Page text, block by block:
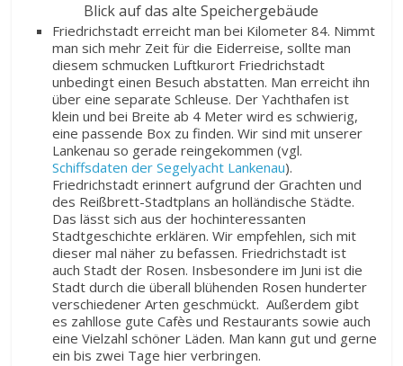
Blick auf das alte Speichergebäude
Friedrichstadt erreicht man bei Kilometer 84. Nimmt
man sich mehr Zeit für die Eiderreise, sollte man
diesem schmucken Luftkurort Friedrichstadt
unbedingt einen Besuch abstatten. Man erreicht ihn
über eine separate Schleuse. Der Yachthafen ist
klein und bei Breite ab 4 Meter wird es schwierig,
eine passende Box zu finden. Wir sind mit unserer
Lankenau so gerade reingekommen (vgl.
Schiffsdaten der Segelyacht Lankenau).
Friedrichstadt erinnert aufgrund der Grachten und
des Reißbrett-Stadtplans an holländische Städte.
Das lässt sich aus der hochinteressanten
Stadtgeschichte erklären. Wir empfehlen, sich mit
dieser mal näher zu befassen. Friedrichstadt ist
auch Stadt der Rosen. Insbesondere im Juni ist die
Stadt durch die überall blühenden Rosen hunderter
verschiedener Arten geschmückt. Außerdem gibt
es zahllose gute Cafès und Restaurants sowie auch
eine Vielzahl schöner Läden. Man kann gut und gerne
ein bis zwei Tage hier verbringen.